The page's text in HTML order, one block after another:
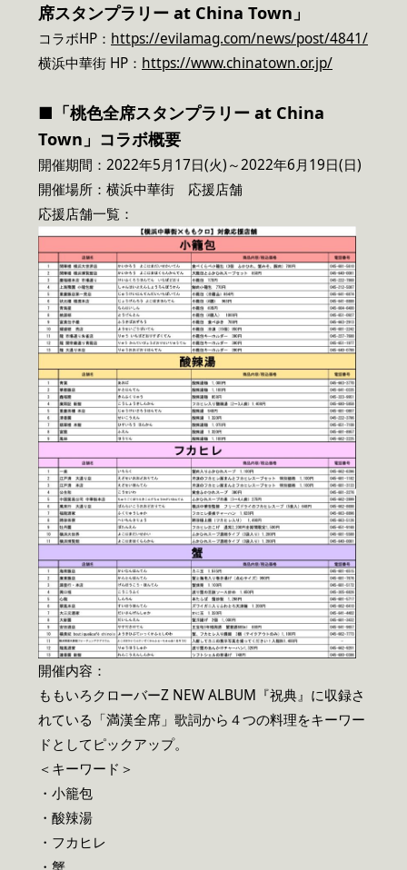
席スタンプラリー at China Town」
コラボHP： https://evilamag.com/news/post/4841/
横浜中華街 HP ： https://www.chinatown.or.jp/
■「桃色全席スタンプラリー at China
Town」コラボ概要
開催期間：2022年5月17日(火)～2022年6月19日(日)
開催場所：横浜中華街 応援店舗
応援店舗一覧：
開催内容：
ももいろクローバーZ NEW ALBUM『祝典』に収録さ
れている「満漢全席」歌詞から４つの料理をキーワー
ドとしてピックアップ。
＜キーワード＞
・小籠包
・酸辣湯
・フカヒレ